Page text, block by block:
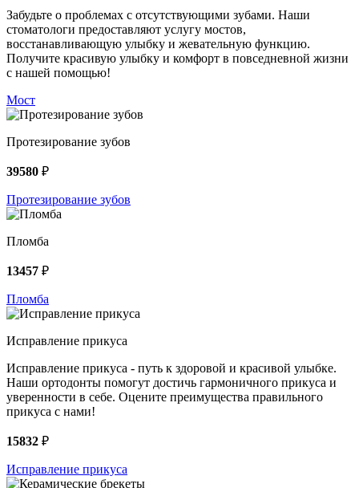
Забудьте о проблемах с отсутствующими зубами. Наши
стоматологи предоставляют услугу мостов,
восстанавливающую улыбку и жевательную функцию.
Получите красивую улыбку и комфорт в повседневной жизни
с нашей помощью!
Мост
Протезирование зубов
39580 ₽
Протезирование зубов
Пломба
13457 ₽
Пломба
Исправление прикуса
Исправление прикуса - путь к здоровой и красивой улыбке.
Наши ортодонты помогут достичь гармоничного прикуса и
уверенности в себе. Оцените преимущества правильного
прикуса с нами!
15832 ₽
Исправление прикуса